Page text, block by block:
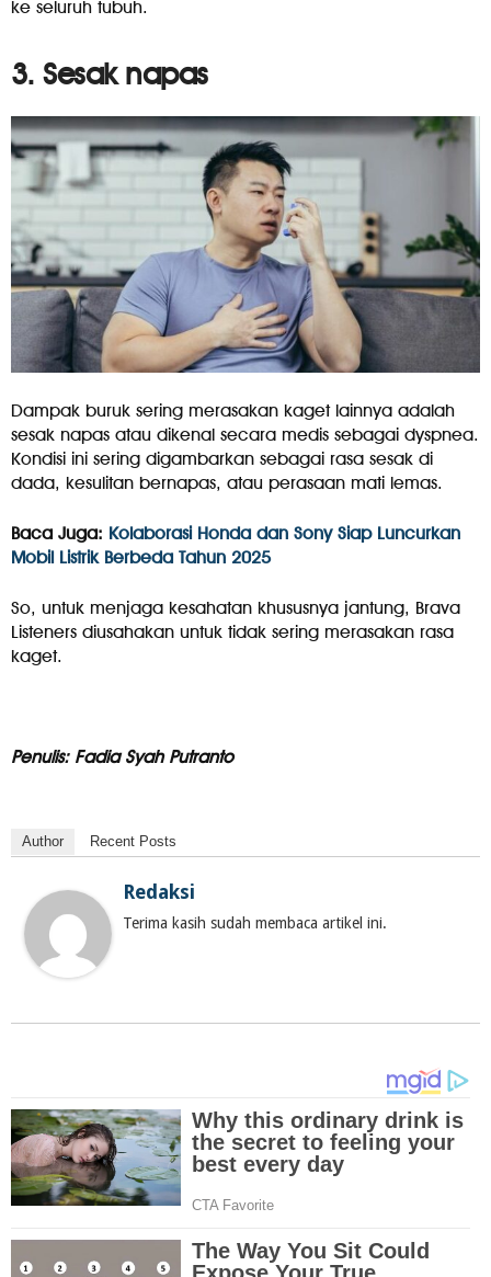
ke seluruh tubuh.
3. Sesak napas
Dampak buruk sering merasakan kaget lainnya adalah
sesak napas atau dikenal secara medis sebagai dyspnea.
Kondisi ini sering digambarkan sebagai rasa sesak di
dada, kesulitan bernapas, atau perasaan mati lemas.
Baca Juga: Kolaborasi Honda dan Sony Siap Luncurkan
Mobil Listrik Berbeda Tahun 2025
So, untuk menjaga kesahatan khususnya jantung, Brava
Listeners diusahakan untuk tidak sering merasakan rasa
kaget.
Penulis: Fadia Syah Putranto
Author Recent Posts
Redaksi
Terima kasih sudah membaca artikel ini.